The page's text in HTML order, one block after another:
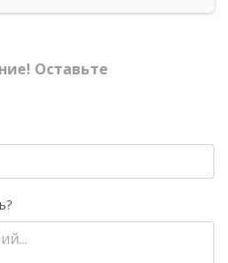
Оставьте